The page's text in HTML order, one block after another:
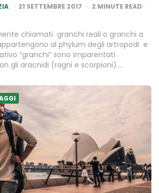
21 SETTEMBRE 2017 2 MINUTE READ
chiamati granchi reali o granchi a
al phylum degli artropodi e
“granchi” sono imparentati
gli aracnidi (ragni e scorpioni)….